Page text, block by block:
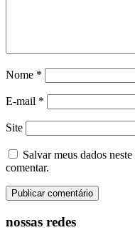
Nome *
E-mail *
Site
Salvar meus dados
comentar.
nossas redes